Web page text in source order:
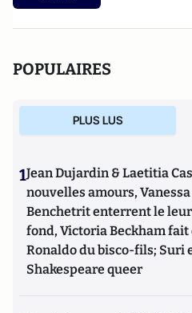
Revolt of The Public and the
POPULAIRES
PLUS LUS
1Jean Dujardin & Laetitia
nouvelles amours,
Benchetrit enterrent le
fond, Victoria Beckham
Ronaldo du bisco-fils; Suri
Shakespeare queer